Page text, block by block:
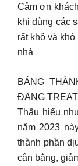
Cảm ơn
khi dùng các
rất khô và
nhá
BẢNG
ĐANG
Thấu hiểu
năm 2023
thành phần
cân bằng,